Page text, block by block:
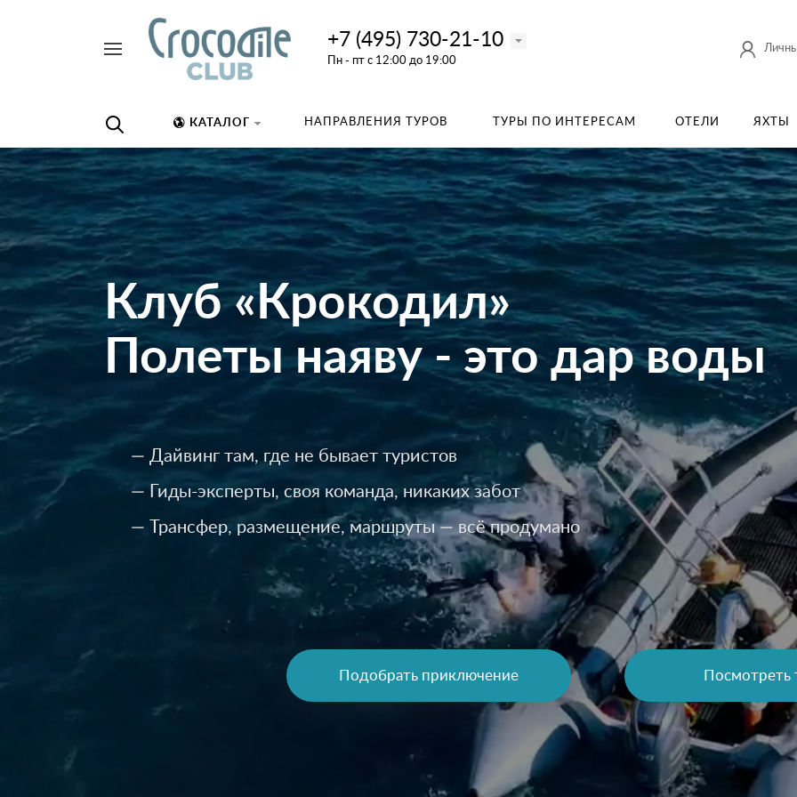
+7 (495) 730-21-10
Пн - пт с 12:00 до 19:00
КАТАЛОГ НАПРАВЛЕНИЯ ТУРОВ ТУРЫ ПО ИНТЕРЕСАМ ОТЕЛИ ЯХТЫ
Клуб «Крокодил»
Полеты наяву - это дар воды
— Дайвинг там, где не бывает туристов
— Гиды-эксперты, своя команда, никаких забот
— Трансфер, размещение, маршруты — всё продумано
Подобрать приключение Посмотреть